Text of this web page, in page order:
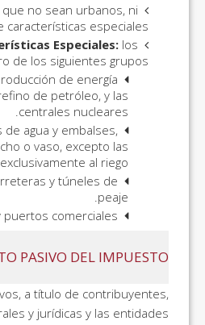
no sean urbanos, ni
características especiales.
Especiales: los
de los siguientes grupos
de energía
de petróleo, y las
centrales nucleares.
de agua y embalses,
o vaso, excepto las
al riego.
y túneles de
peaje.
PASIVO DEL IMPUESTO
a título de contribuyentes,
y jurídicas y las entidades